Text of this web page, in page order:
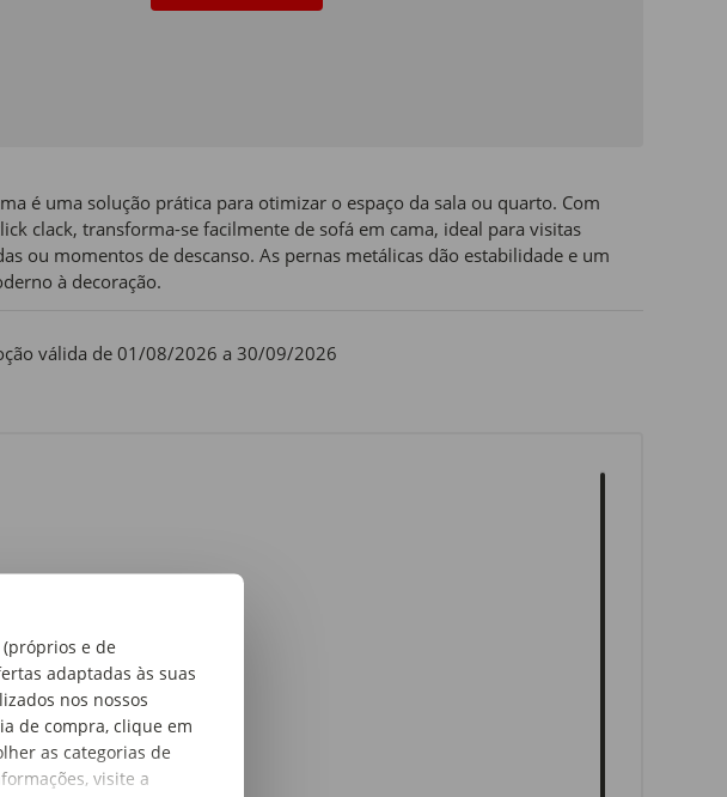
e de
adaptadas às suas
nos nossos
de compra, clique em
as categorias de
visite a
é uma solução prática para otimizar o espaço da sala ou quarto. Com
clack, transforma-se facilmente de sofá em cama, ideal para visitas
ou momentos de descanso. As pernas metálicas dão estabilidade e um
à decoração.
válida de 01/08/2026 a 30/09/2026